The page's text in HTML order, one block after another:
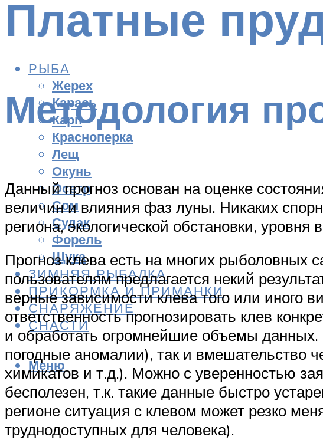
РЫБА
Жерех
Карась
Карп
Красноперка
Лещ
Окунь
Осетр
Сом
Судак
Форель
Щука
ЗИМНЯЯ РЫБАЛКА
ПРИКОРМКА И ПРИМАНКИ
СНАРЯЖЕНИЕ
СНАСТИ
Меню
Платные
Методология
Данный прогноз основан на оценке
величин и влияния фаз луны. Никаких
региона, экологической обстановки,
Прогноз клева есть на многих рыболовных
пользователям предлагается некий
верные зависимости клева того или иного
ответственность прогнозировать клев
и обработать огромнейшие объемы
погодные аномалии), так и вмешательство
химикатов и т.д.). Можно с уверенностью
бесполезен, т.к. такие данные быстро
регионе ситуация с клевом может резко
труднодоступных для человека).